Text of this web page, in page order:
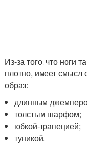
Из-за того, что ноги
плотно, имеет смысл
образ:
длинным
толстым шарфом;
юбкой-трапецией;
туникой.